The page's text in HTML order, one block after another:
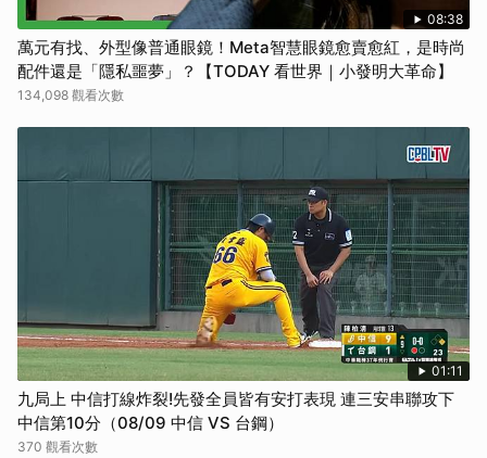
08:38
萬元有找、外型像普通眼鏡！Meta智慧眼鏡愈賣愈紅，是時尚
配件還是「隱私噩夢」？【TODAY 看世界｜小發明大革命】
134,098 觀看次數
01:11
九局上 中信打線炸裂!先發全員皆有安打表現 連三安串聯攻下
中信第10分（08/09 中信 VS 台鋼）
370 觀看次數